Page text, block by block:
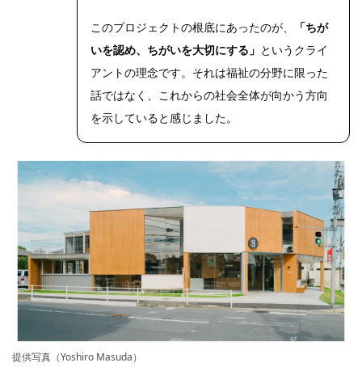
このプロジェクトの根底にあったのが、
「ちが
いを認め、ちがいを大切にする」 というクライ
アントの理念です。それは福祉の分野に限った
話ではなく、これからの社会全体が向かう方向
を示していると感じました。
提供写真（Yoshiro Masuda）